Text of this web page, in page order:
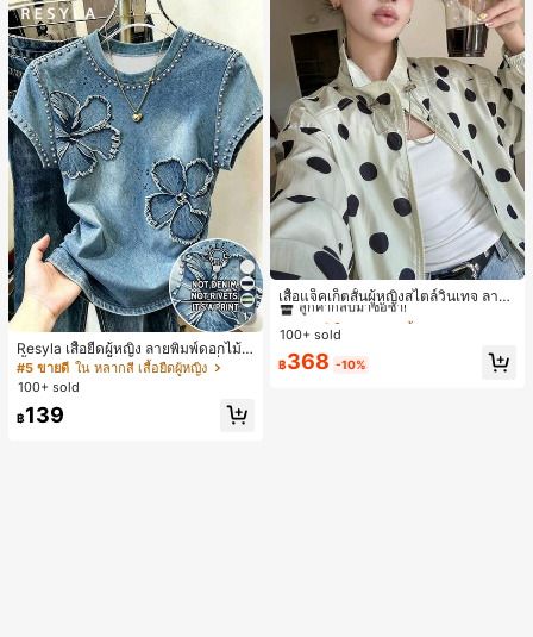
17
Resyla เสื้อยืดผู้หญิง ลายพิมพ์ดอกไม้สี
น้ำเงินวินเทจ เสื้อสำหรับออกไปเที่ยวฤ
ดูร้อน ดีไซน์กราฟิก สบายๆ อเนกประสง
องเที่ยวกลางแจ้ง
#5 ขายดี ใน หลากสี เสื้อยืดผู้หญิง
100+ sold
฿139
เสื้อแจ็คเก็ตสั้นผู้หญิงสไตล์วินเทจ ลายจุ
ดขนาดใหญ่ คอตั้ง เอวเข้ารูป แขนพอง
ทรงหลวม แฟชั่นอเนกประสงค์ สำหรับใ
#1 ขายดี
ใน กระเป๋า เสื้อคลุมลำลอง
ลูกค้ากลับมาซื้อซ้ำ!
#1 ขายดี ใน กระเป๋า เสื้อคลุมลำลอง
ลูกค้ากลับมาซื้อซ้ำ!
#1 ขายดี ใน กระเป๋า เสื้อคลุมลำลอง
ลูกค้ากลับมาซื้อซ้ำ!
#1 ขายดี
ใน กระเป๋า เสื้อคลุมลำลอง
100+ sold
฿368 -10%